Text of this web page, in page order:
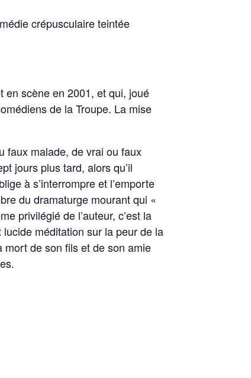
crépusculaire teintée
en scène en 2001, et qui, joué
de la Troupe. La mise
faux malade, de vrai ou faux
jours plus tard, alors qu’il
à s’interrompre et l’emporte
du dramaturge mourant qui «
privilégié de l’auteur, c’est la
méditation sur la peur de la
de son fils et de son amie